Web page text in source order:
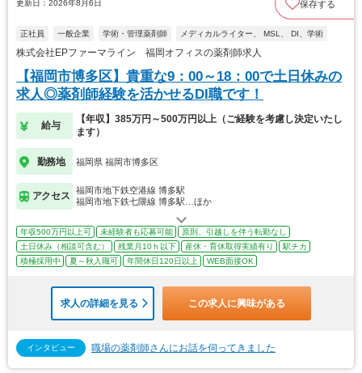
更新日：2026年8月6日 保存する
正社員 一般企業 学術・管理薬剤師 メディカルライター、 MSL、 DI、学術
株式会社EPファーマライン 福岡オフィスの薬剤師求人
【福岡市博多区】貴重な9：00～18：00で土日休みの
求人◎薬剤師経験を活かせるDI職です！
給与
【年収】385万円～500万円以上（ご経験を考慮し決定いたし
ます）
勤務地 福岡県 福岡市博多区
アクセス
福岡市地下鉄空港線 博多駅
福岡市地下鉄七隈線 博多駅…ほか
年収500万円以上可 未経験者も応募可能
原則、引越しを伴う転勤なし
土日休み（相談可含む）
残業月10ｈ以下 産休・育休取得実績有り
駅チカ
積極採用中
夏～秋入職可 年間休日120日以上 WEB面接OK
求人の詳細を見る この求人に興味がある
インタビュー 職場の薬剤師さんにお話を伺ってきました